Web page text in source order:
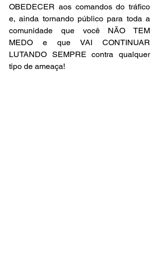
OBEDECER aos comandos do tráfico
e, ainda tornando público para toda a
comunidade que você NÃO TEM
MEDO e que VAI CONTINUAR
LUTANDO SEMPRE contra qualquer
tipo de ameaça!